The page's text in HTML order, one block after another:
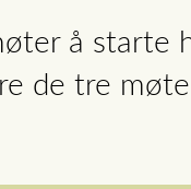
å starte
de tre